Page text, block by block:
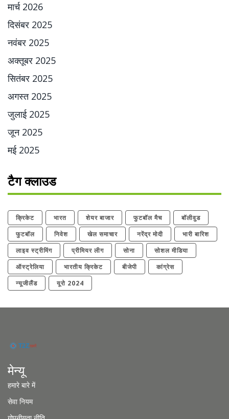
मार्च 2026
दिसंबर 2025
नवंबर 2025
अक्तूबर 2025
सितंबर 2025
अगस्त 2025
जुलाई 2025
जून 2025
मई 2025
टैग क्लाउड
क्रिकेट भारत शेयर बाजार फुटबॉल मैच
बॉलीवुड
फुटबॉल
निवेश खेल समाचार नरेंद्र मोदी
भारी बारिश
लाइव स्ट्रीमिंग
प्रीमियर लीग सोना
सोशल मीडिया
ऑस्ट्रेलिया
भारतीय क्रिकेट बीजेपी
कांग्रेस
न्यूजीलैंड
यूरो 2024
मेन्यू
हमारे बारे में
सेवा नियम